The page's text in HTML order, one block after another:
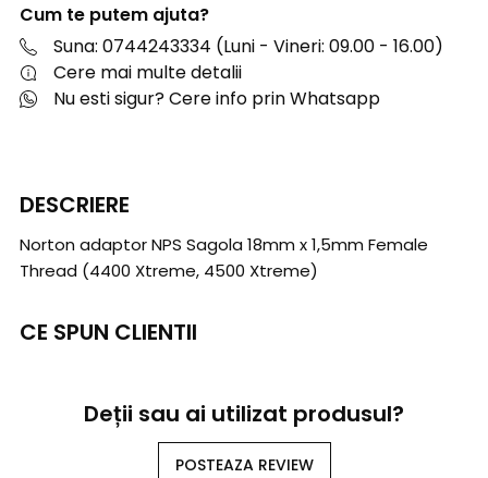
Cum te putem ajuta?
Suna: 0744243334 (Luni - Vineri: 09.00 - 16.00)
Cere mai multe detalii
Nu esti sigur? Cere info prin Whatsapp
DESCRIERE
Norton adaptor NPS Sagola 18mm x 1,5mm Female
Thread (4400 Xtreme, 4500 Xtreme)
CE SPUN CLIENTII
Deții sau ai utilizat produsul?
POSTEAZA REVIEW